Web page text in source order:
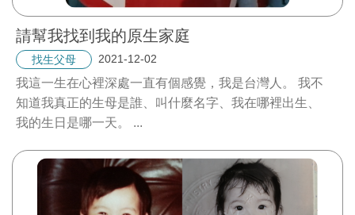
請幫我找到我的原生家庭
找生父母 2021-12-02
我這一生在心裡深處一直有個感覺，我是台灣人。 我不
知道我真正的生母是誰、叫什麼名字、我在哪裡出生、
我的生日是哪一天。 ...